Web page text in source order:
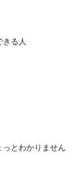
る人
とわかりません